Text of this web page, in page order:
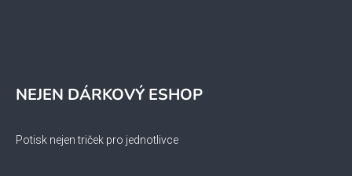
NEJEN DÁRKOVÝ ESHOP
Potisk nejen triček pro jednotlivce